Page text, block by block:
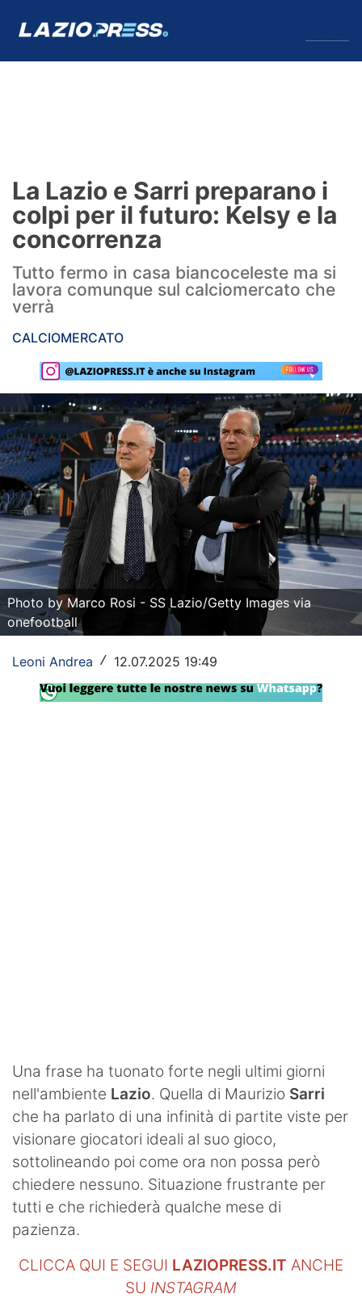
Formello
Infortuni
Primavera
Calciomercato
Lazio Women
Rassegna Lazio
Social
Calcio
Serie A
Champions League
Europa League
Altri Sport
Formula 1
Tennis
Vela
La Lazio e Sarri preparano i
colpi per il futuro: Kelsy e la
concorrenza
Tutto fermo in casa biancoceleste ma si
lavora comunque sul calciomercato che
verrà
CALCIOMERCATO
Photo by Marco Rosi - SS Lazio/Getty Images via
onefootball
Leoni Andrea / 12.07.2025 19:49
Una frase ha tuonato forte negli ultimi giorni
nell'ambiente Lazio. Quella di Maurizio Sarri
che ha parlato di una infinità di partite viste per
visionare giocatori ideali al suo gioco,
sottolineando poi come ora non possa però
chiedere nessuno. Situazione frustrante per
tutti e che richiederà qualche mese di
pazienza.
CLICCA QUI E SEGUI LAZIOPRESS.IT ANCHE
SU INSTAGRAM